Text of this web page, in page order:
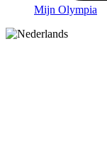
Mijn Olympia